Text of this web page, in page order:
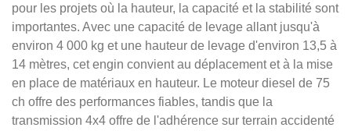
pour les projets où la hauteur, la capacité et la stabilité sont
importantes. Avec une capacité de levage allant jusqu'à
environ 4 000 kg et une hauteur de levage d'environ 13,5 à
14 mètres, cet engin convient au déplacement et à la mise
en place de matériaux en hauteur. Le moteur diesel de 75
ch offre des performances fiables, tandis que la
transmission 4x4 offre de l'adhérence sur terrain accidenté